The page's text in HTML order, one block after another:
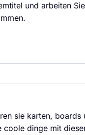
und arbeiten
sie karten, boards
coole dinge mit